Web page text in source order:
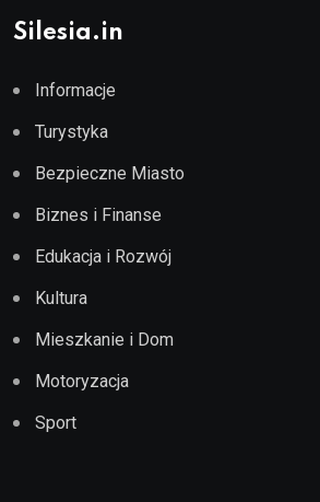
Silesia.in
Informacje
Turystyka
Bezpieczne Miasto
Biznes i Finanse
Edukacja i Rozwój
Kultura
Mieszkanie i Dom
Motoryzacja
Sport